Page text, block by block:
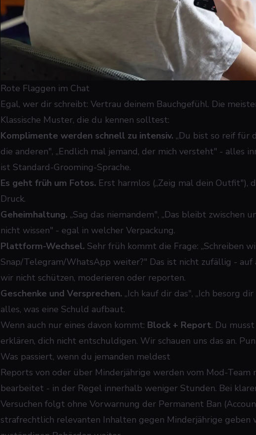
Rote Flaggen im Chat
Egal, wer dir schreibt: Vertrau deinem Bauchgefühl. Die
Klassische Muster, die du kennen solltest:
Komplimente werden schnell zu intensiv. „Du bist so reif für
die anderen", „Endlich mal jemand, der mich versteht" - alles
ist Standard-Grooming-Sprache.
Es geht früh um Fotos. Erst harmlos („Zeig mal dein Outfit"),
Druck.
Geheimhaltung. „Sag das niemandem", „Das bleibt zwischen
nicht wissen" - egal in welcher Verpackung.
Plattform-Wechsel. Sehr früh kommt die Frage: „Schreiben
Snap/Telegram/WhatsApp weiter?" Das ist nicht zufällig -
wir nicht schützen, moderieren oder reporten.
Geschenke und Versprechen. „Ich kauf dir das", „Ich besorg
alles, was eine Schuld aufbaut.
Wenn auch nur eines davon kommt: Block + Report. Du
erklären, dich nicht entschuldigen. Wir schauen uns das an.
Was passiert, wenn du jemanden meldest
Reports von oder über Minderjährige werden vom Mod-
bearbeitet - in der Regel innerhalb weniger Stunden. Bei
Versuchen folgt ohne Vorwarnung der Permanent Ban
strafrechtlich relevanten Inhalten gegen Minderjährige geben